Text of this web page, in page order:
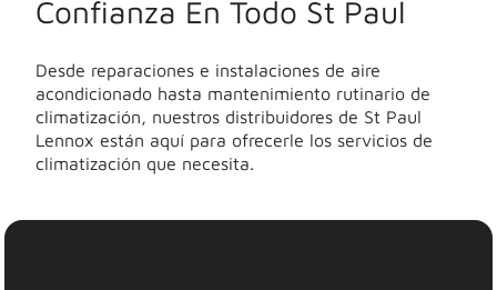
Confianza En Todo St Paul
Desde reparaciones e instalaciones de aire
acondicionado hasta mantenimiento rutinario de
climatización, nuestros distribuidores de St Paul
Lennox están aquí para ofrecerle los servicios de
climatización que necesita.